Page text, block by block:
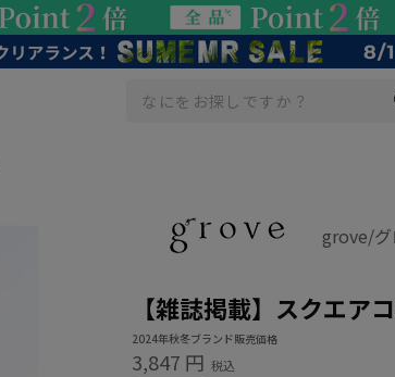
grove/グ
【雑誌掲載】スクエア
2024年秋冬ブランド販売価格
3,847 円 税込